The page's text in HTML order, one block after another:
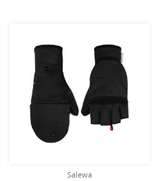
Salewa